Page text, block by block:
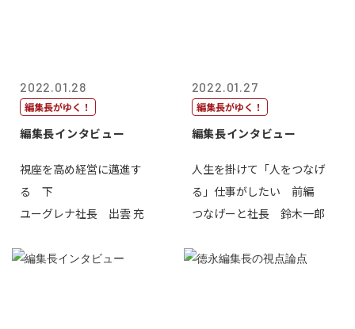
2022.01.28
編集長がゆく！
編集長インタビュー
視座を高め経営に邁進す
る 下
ユーグレナ社長 出雲 充
2022.01.27
編集長がゆく！
編集長インタビュー
人生を掛けて「人をつなげ
る」仕事がしたい 前編
つなげーと社長 鈴木一郎